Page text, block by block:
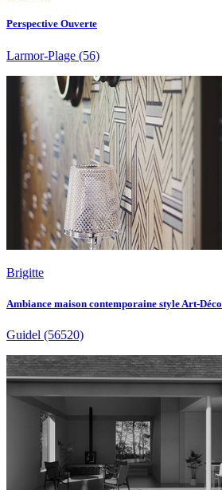
Perspective Ouverte
Larmor-Plage (56)
Brigitte
Ambiance maison contemporaine style Art-Déco
Guidel (56520)